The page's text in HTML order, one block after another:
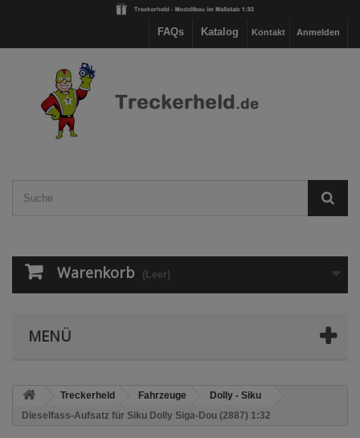
Anmelden
Kontakt
Katalog
FAQs
Warenkorb (Leer)
MENÜ
Treckerheld Fahrzeuge
Dolly - Siku
Dieselfass-Aufsatz für Siku Dolly Siga-Dou (2887) 1:32